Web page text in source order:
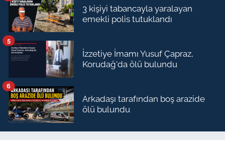
3 kişiyi tabancayla yaralayan
emekli polis tutuklandı
İzzetiye İmamı Yusuf Çapraz,
Korudağ'da ölü bulundu
5
Arkadaşı tarafından boş arazide
ölü bulundu
6